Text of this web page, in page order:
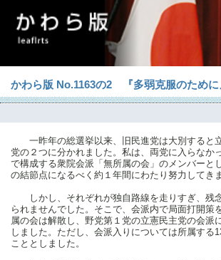
かわら版 No.1163の2 『多弱克服のため
一昨年の総選挙以来、旧民進党は大別すると
党の２つに分かれました。私は、両党に入らなか
で構成する衆院会派「無所属の会」のメンバーと
の結節点になるべく約１年間にわたり努力してき
しかし、それぞれが独自路線を走りすぎ、残
られませんでした。そこで、会派内で局面打開策
属の会は解散し、野党第１党の立憲民主党の会派
しました。ただし、会派入りについては所属する
こととしました。